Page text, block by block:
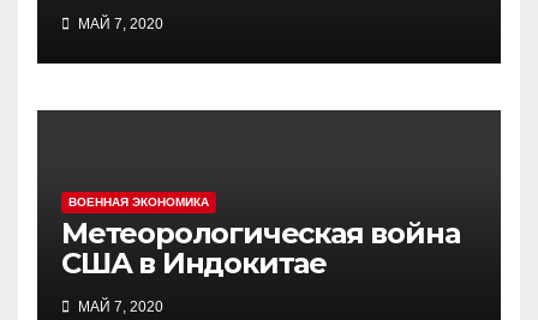
МАЙ 7, 2020
ВОЕННАЯ ЭКОНОМИКА
Метеорологическая война
США в Индокитае
МАЙ 7, 2020